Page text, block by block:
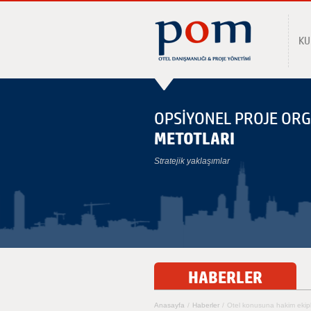
OPSİYONEL PROJE
METOTLARI
Stratejik yaklaşımlar
HABERLER
Anasayfa / Haberler / Otel konusuna hakim